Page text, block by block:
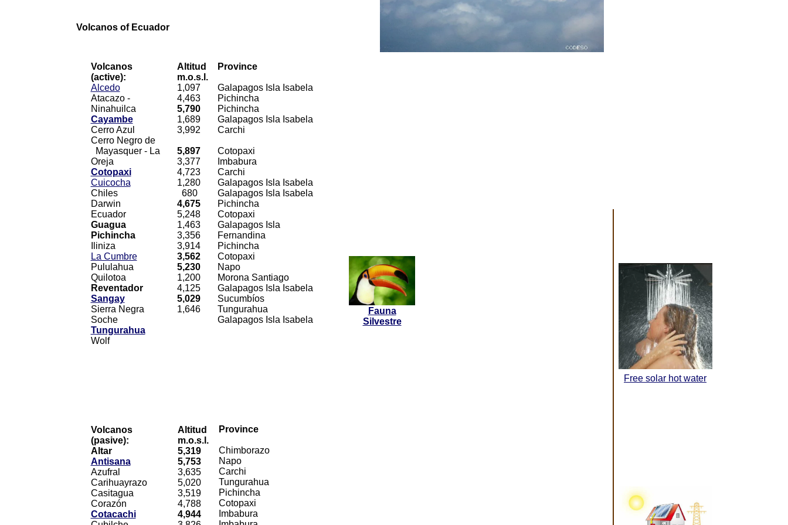
Volcanos of Ecuador
Volcanos
(active):
Alcedo
Atacazo -
Ninahuilca
Cayambe
Cerro Azul
Cerro Negro de
Mayasquer - La
Oreja
Cotopaxi
Cuicocha
Chiles
Darwin
Ecuador
Guagua
Pichincha
Iliniza
La Cumbre
Pululahua
Quilotoa
Reventador
Sangay
Sierra Negra
Soche
Tungurahua
Wolf
Volcanos
(pasive):
Altar
Antisana
Azufral
Carihuayrazo
Casitagua
Corazón
Cotacachi
Altitud
m.o.s.l.
1,097
4,463
5,790
1,689
3,992
5,897
3,377
4,723
1,280
680
4,675
5,248
1,463
3,356
3,914
3,562
5,230
1,200
4,125
5,029
1,646
Altitud
m.o.s.l.
5,319
5,753
3,635
5,020
3,519
4,788
4,944
Province
Galapagos Isla Isabela
Pichincha
Pichincha
Galapagos Isla Isabela
Carchi
Cotopaxi
Imbabura
Carchi
Galapagos Isla Isabela
Galapagos Isla Isabela
Pichincha
Cotopaxi
Galapagos Isla
Fernandina
Pichincha
Cotopaxi
Napo
Morona Santiago
Galapagos Isla Isabela
Sucumbíos
Tungurahua
Galapagos Isla Isabela
Province
Chimborazo
Napo
Carchi
Tungurahua
Pichincha
Cotopaxi
Imbabura
Fauna
Silvestre
Free solar hot water